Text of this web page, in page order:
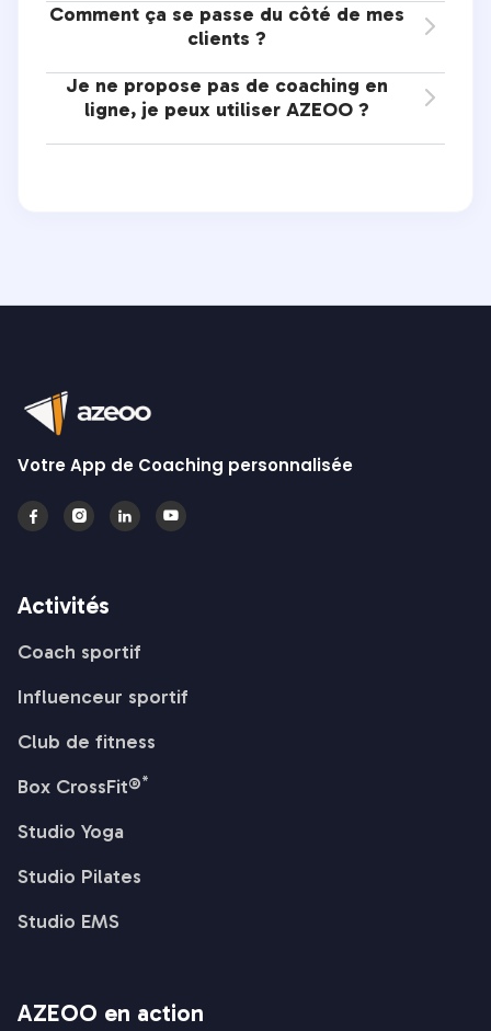
Comment ça se passe du côté de mes
clients ?

Je ne propose pas de coaching en
ligne, je peux utiliser AZEOO ?

Votre App de Coaching personnalisée
   
Activités
Coach sportif
Influenceur sportif
Club de fitness
Box CrossFit®*
Studio Yoga
Studio Pilates
Studio EMS
AZEOO en action